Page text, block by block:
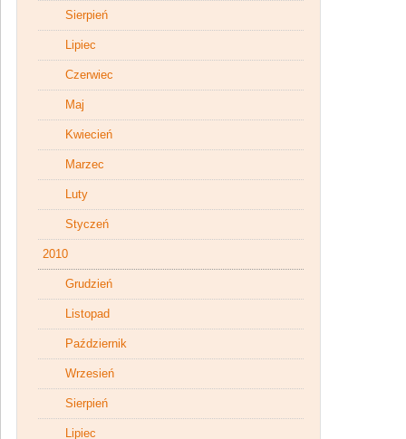
Sierpień
Lipiec
Czerwiec
Maj
Kwiecień
Marzec
Luty
Styczeń
2010
Grudzień
Listopad
Październik
Wrzesień
Sierpień
Lipiec